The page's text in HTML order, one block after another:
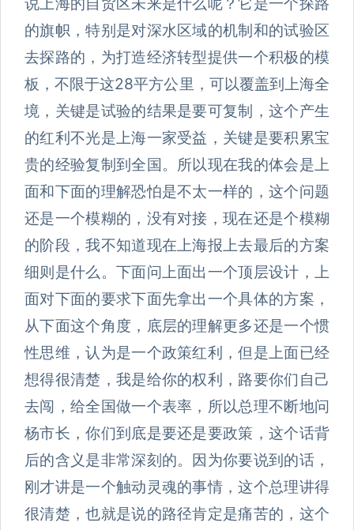
的旗帜，特别是对深水区域的机制和的试验区
去探路的，为打造经济转型提供一个积极的模
板，不限于这28平方公里，可以覆盖到上海全
境，关键是试验的结果是要可复制，这个产生
的红利不光是上海一家受益，关键是要积累宝
贵的经验复制到全国。所以现在我的体会是上
面和下面的理解恐怕是不太一样的，这个问题
还是一个模糊的，没有对接，现在还是个模糊
的阶段，我不知道现在上海报上去最后的方案
细则是什么。下面问上面出一个顶层设计，上
面对下面的要求下面先拿出一个具体的方案，
从下面这个角度，底层的理解更多还是一个惯
性思维，认为是一个政策红利，但是上面已经
想得很清楚，我是给你的权利，路要你们自己
去闯，给全国做一个表率，所以总理不断地问
杨市长，你们到底是要还是要政策，这个话背
后的含义是非常深刻的。因为你要说到的话，
刚才讲是一个触动灵魂的事情，这个总理讲得
很清楚，也就是说的路径肯定是痛苦的，这个